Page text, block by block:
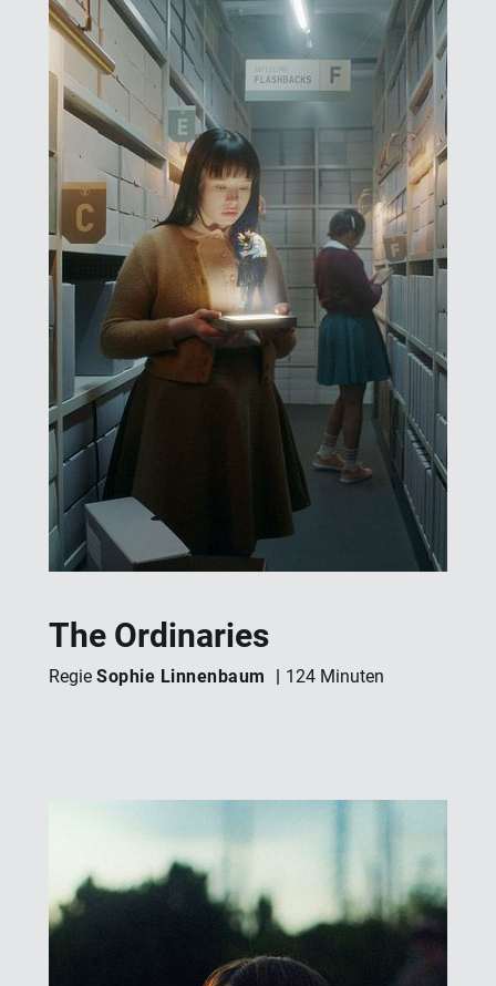
The Ordinaries
Regie Sophie Linnenbaum 124 Minuten